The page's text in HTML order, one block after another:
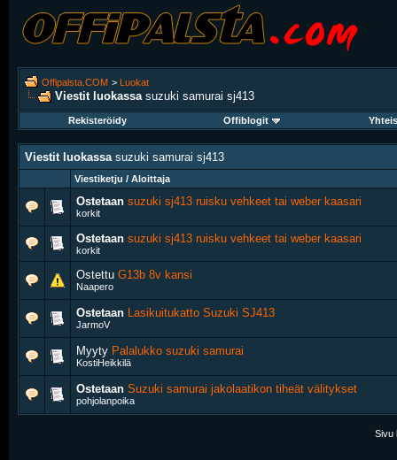
Offipalsta.COM > Luokat
Viestit luokassa suzuki samurai sj413
Rekisteröidy Offiblogit
Viestit luokassa suzuki samurai sj413
Viestiketju / Aloittaja
Ostetaan suzuki sj413 ruisku vehkeet tai weber kaasari
korkit
Ostetaan suzuki sj413 ruisku vehkeet tai weber kaasari
korkit
Ostettu G13b 8v kansi
Naapero
Ostetaan Lasikuitukatto Suzuki SJ413
JarmoV
Myyty Palalukko suzuki samurai
KostiHeikkilä
Ostetaan Suzuki samurai jakolaatikon tiheät välitykset
pohjolanpoika
Sivu